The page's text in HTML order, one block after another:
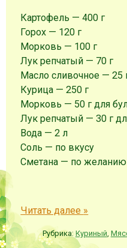
Картофель —400 г
Горох — 120 г
Морковь — 100 г
Лук репчатый — 70 г
Масло сливочное —25
Курица —250 г
Морковь — 50 г для
Лук репчатый —30 г
Вода —2 л
Соль — по вкусу
Сметана — по желанию
Читать далее »
Рубрика: Куриный,